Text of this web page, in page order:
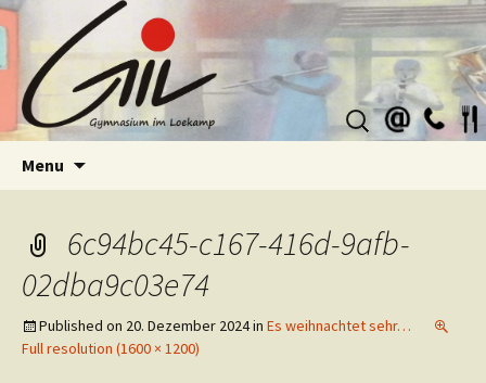
Suchen
nach:
Menu
6c94bc45-c167-416d-9afb-
02dba9c03e74
Published on 20. Dezember 2024in Es weihnachtet sehr…
Full resolution (1600 × 1200)